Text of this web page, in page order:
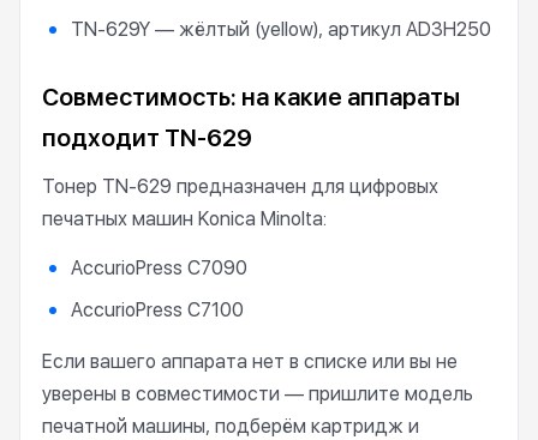
TN-629Y — жёлтый (yellow), артикул AD3H250
Совместимость: на какие аппараты
подходит TN-629
Тонер TN-629 предназначен для цифровых
печатных машин Konica Minolta:
AccurioPress C7090
AccurioPress C7100
Если вашего аппарата нет в списке или вы не
уверены в совместимости — пришлите модель
печатной машины, подберём картридж и